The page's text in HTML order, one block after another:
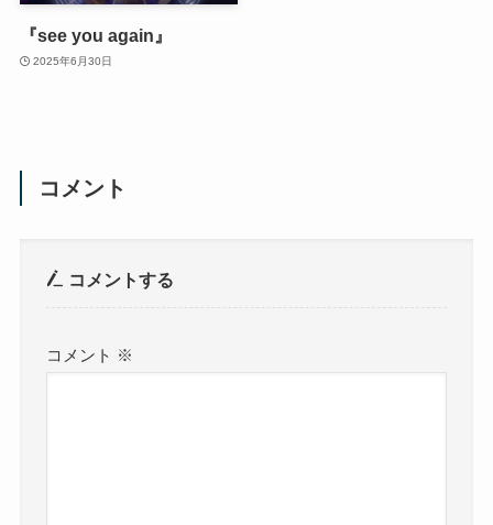
『see you again』
2025年6月30日
コメント
コメントする
コメント ※